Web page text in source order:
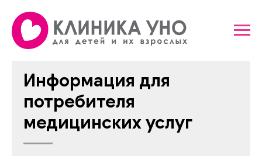
Информация для
потребителя
медицинских услуг